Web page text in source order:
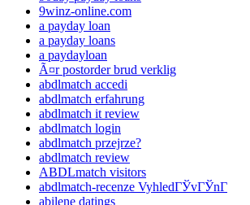
9winz-online.com
a payday loan
a payday loans
a paydayloan
Ã¤r postorder brud verklig
abdlmatch accedi
abdlmatch erfahrung
abdlmatch it review
abdlmatch login
abdlmatch przejrze?
abdlmatch review
ABDLmatch visitors
abdlmatch-recenze VyhledГЎvГЎnГ­
abilene datings